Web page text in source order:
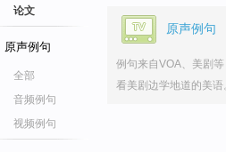
论文
原声例句
全部
音频例句
视频例句
原声例句
例句来自VOA、美剧
看美剧边学地道的美语